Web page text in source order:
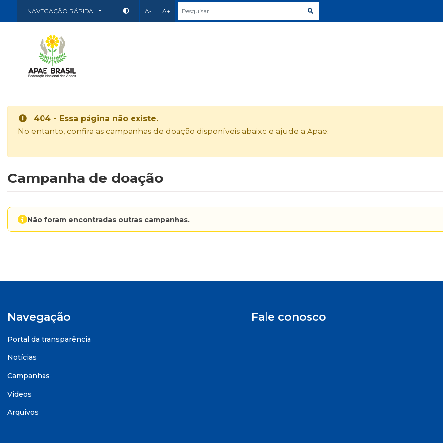
NAVEGAÇÃO RÁPIDA A- A+
404 - Essa página não existe.
No entanto, confira as campanhas de doação disponíveis abaixo e ajude a Apae:
Campanha de doação
Não foram encontradas outras campanhas.
Navegação
Portal da transparência
Notícias
Campanhas
Videos
Arquivos
Fale conosco